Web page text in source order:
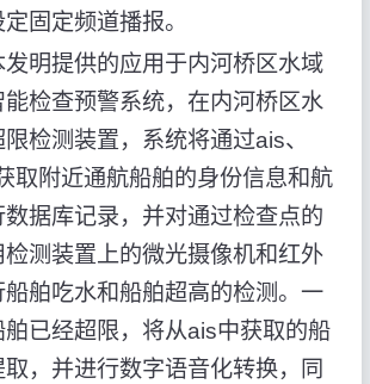
固定频道播报。
明提供的应用于内河桥区水域
检查预警系统，在内河桥区水
检测装置，系统将通过ais、
取附近通航船舶的身份信息和航
据库记录，并对通过检查点的
测装置上的微光摄像机和红外
舶吃水和船舶超高的检测。一
舶已经超限，将从ais中获取的船
，并进行数字语音化转换，同